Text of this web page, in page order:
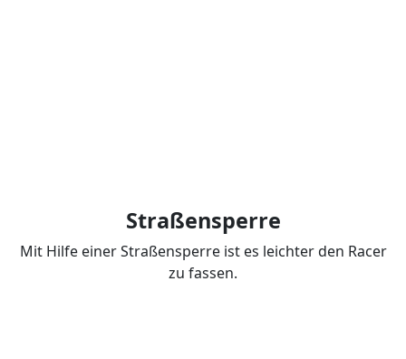
Straßensperre
Mit Hilfe einer Straßensperre ist es leichter den Racer
zu fassen.